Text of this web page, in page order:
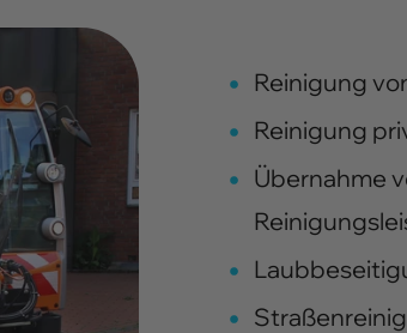
Reinigung
Reinigung
Übernahme